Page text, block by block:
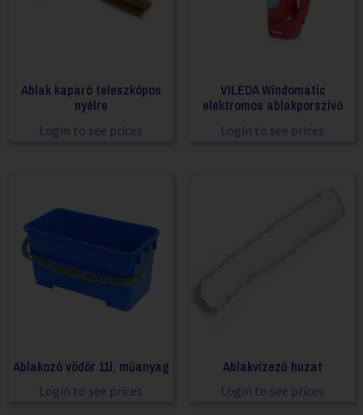
Ablak kaparó teleszkópos
nyélre
Login to see prices
VILEDA Windomatic
elektromos ablakporszívó
Login to see prices
Ablakozó vödör 11l, műanyag
Login to see prices
Ablakvizező huzat
Login to see prices